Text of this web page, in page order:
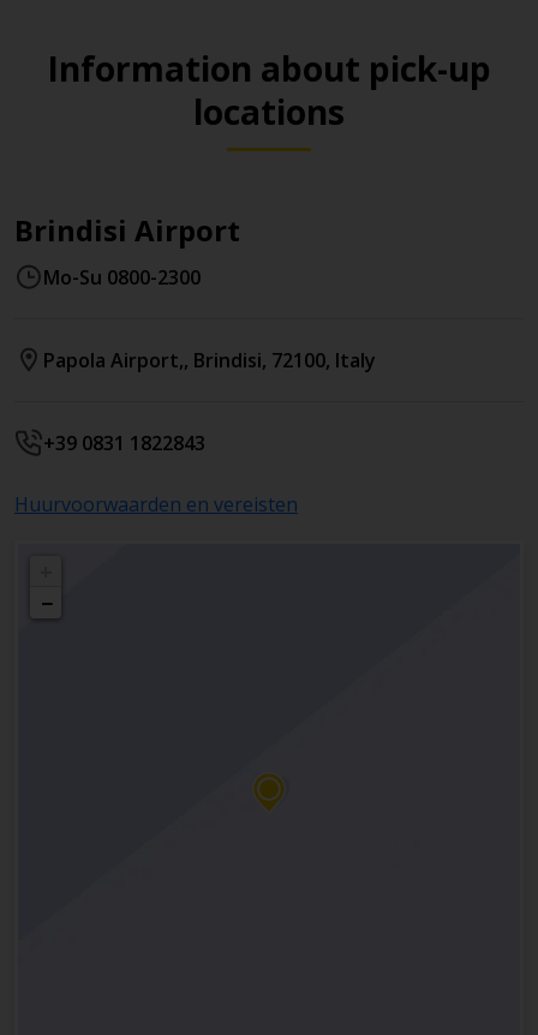
Information about pick-up
locations
Brindisi Airport
Mo-Su 0800-2300
Papola Airport,, Brindisi, 72100, Italy
+39 0831 1822843
Huurvoorwaarden en vereisten
−